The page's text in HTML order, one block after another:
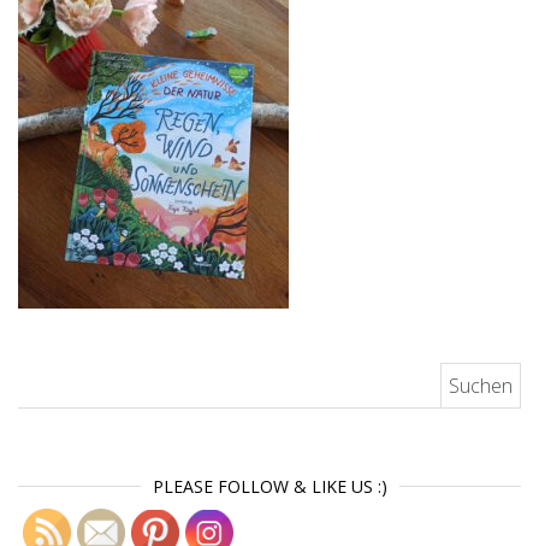
PLEASE FOLLOW & LIKE US :)